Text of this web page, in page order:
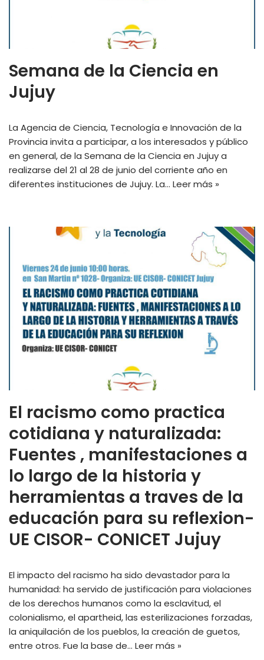
Semana de la Ciencia en
Jujuy
La Agencia de Ciencia, Tecnología e Innovación de la
Provincia invita a participar, a los interesados y público
en general, de la Semana de la Ciencia en Jujuy a
realizarse del 21 al 28 de junio del corriente año en
diferentes instituciones de Jujuy. La… Leer más »
El racismo como practica
cotidiana y naturalizada:
Fuentes , manifestaciones a
lo largo de la historia y
herramientas a traves de la
educación para su reflexion-
UE CISOR- CONICET Jujuy
El impacto del racismo ha sido devastador para la
humanidad: ha servido de justificación para violaciones
de los derechos humanos como la esclavitud, el
colonialismo, el apartheid, las esterilizaciones forzadas,
la aniquilación de los pueblos, la creación de guetos,
entre otros. Fue la base de… Leer más »